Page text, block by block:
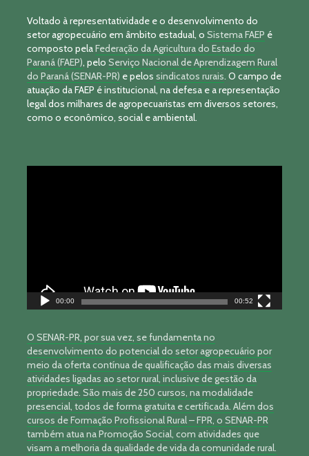
Voltado à representatividade e o desenvolvimento do
setor agropecuário em âmbito estadual, o Sistema FAEP é
composto pelaFederação da Agricultura do Estado do
Paraná (FAEP), pelo Serviço Nacional de Aprendizagem Rural
do Paraná (SENAR-PR) e pelos sindicatos rurais. O campo de
atuação da FAEP é institucional, na defesa e a representação
legal dos milhares de agropecuaristas em diversos setores,
como o econômico, social e ambiental.
00:00 00:52
O SENAR-PR, por sua vez, se fundamenta no
desenvolvimento do potencial do setor agropecuário por
meio da oferta contínua de qualificação das mais diversas
atividades ligadas ao setor rural, inclusive de gestão da
propriedade. São mais de 250 cursos, na modalidade
presencial, todos de forma gratuita e certificada. Além dos
cursos de Formação Profissional Rural – FPR, o SENAR-PR
também atua na Promoção Social, com atividades que
visam a melhoria da qualidade de vida da comunidade rural.